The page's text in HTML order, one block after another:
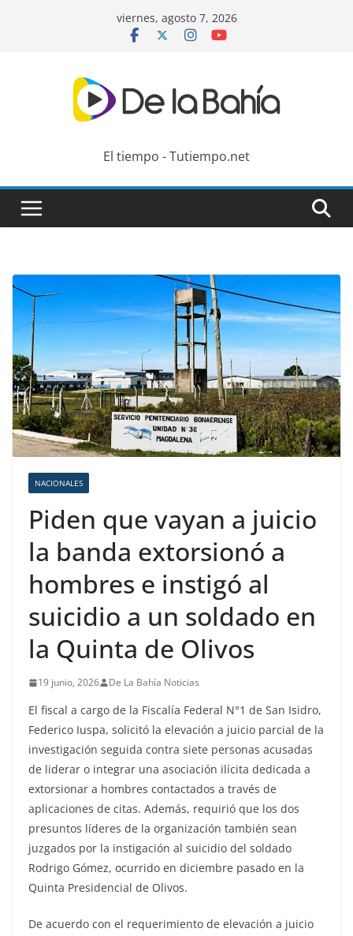
viernes, agosto 7, 2026
El tiempo - Tutiempo.net
NACIONALES
Piden que vayan a juicio
la banda extorsionó a
hombres e instigó al
suicidio a un soldado en
la Quinta de Olivos
19 junio, 2026 De La Bahía Noticias
El fiscal a cargo de la Fiscalía Federal N°1 de San Isidro,
Federico Iuspa, solicitó la elevación a juicio parcial de la
investigación seguida contra siete personas acusadas
de liderar o integrar una asociación ilícita dedicada a
extorsionar a hombres contactados a través de
aplicaciones de citas. Además, requirió que los dos
presuntos líderes de la organización también sean
juzgados por la instigación al suicidio del soldado
Rodrigo Gómez, ocurrido en diciembre pasado en la
Quinta Presidencial de Olivos.
De acuerdo con el requerimiento de elevación a juicio